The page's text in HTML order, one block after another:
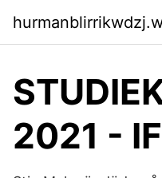
2021 -